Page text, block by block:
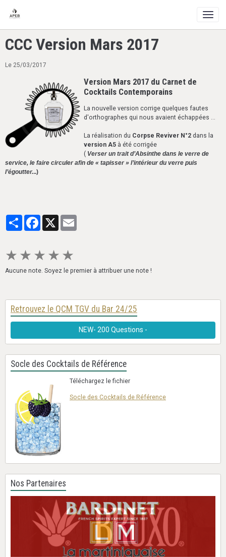
CCC Version Mars 2017
Le 25/03/2017
Version Mars 2017 du Carnet de
Cocktails Contemporains
La nouvelle version corrige quelques fautes
d'orthographes qui nous avaient échappées ...
La réalisation du Corpse Reviver N°2 dans la
version A5 à été corrigée
( Verser un trait d’Absinthe dans le verre de
service, le faire circuler afin de « tapisser » l’intérieur du verre puis
l’égoutter...)
PartagerFacebook
★ ★ ★ ★ ★
Aucune note. Soyez le premier à attribuer une note !
Retrouvez le QCM TGV du Bar 24/25
NEW- 200 Questions -
Socle des Cocktails de Référence
Téléchargez le fichier
Socle des Cocktails de Référence
Nos Partenaires